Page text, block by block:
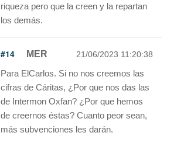
riqueza pero que la creen y la repartan
los demás.
#14 MER 21/06/2023 11:20:38
Para ElCarlos. Si no nos creemos las
cifras de Cáritas, ¿Por que nos das las
de Intermon Oxfan? ¿Por que hemos
de creernos éstas? Cuanto peor sean,
más subvenciones les darán.